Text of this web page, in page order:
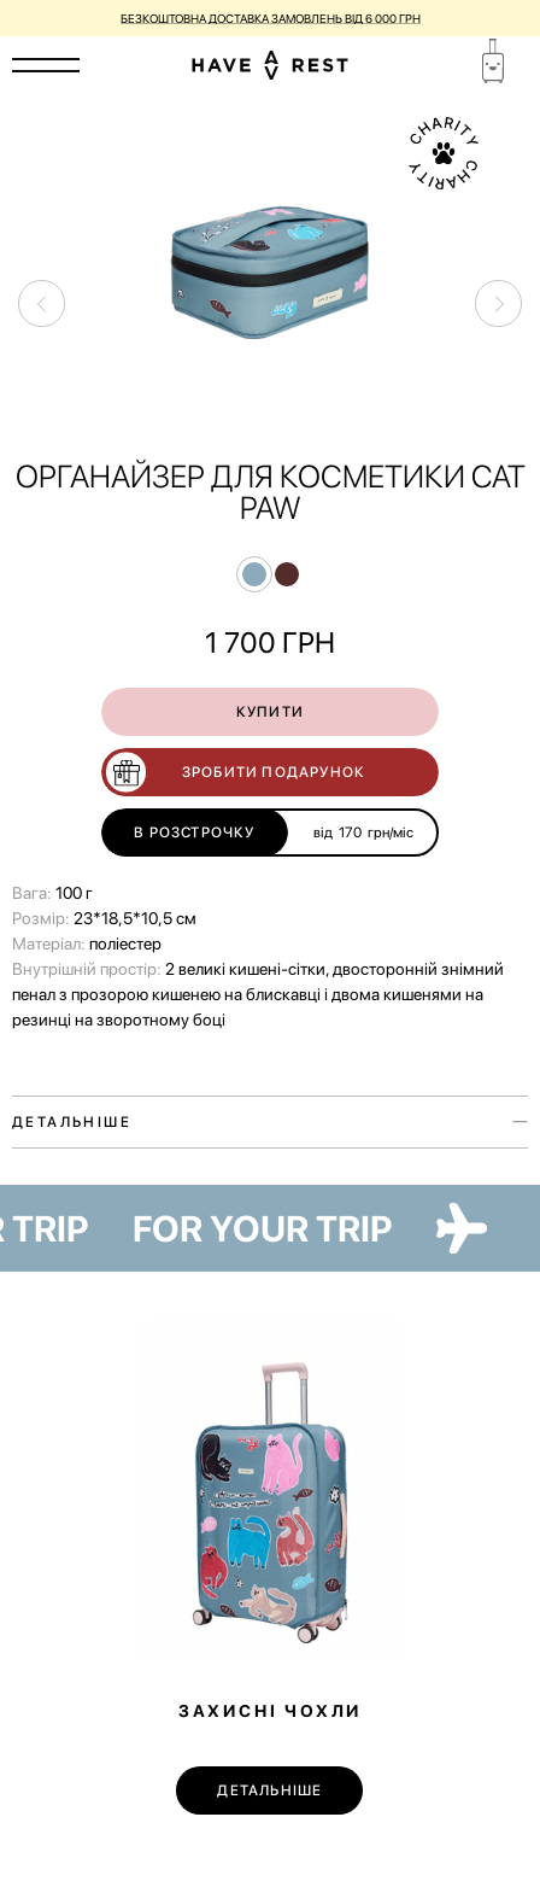
БЕЗКОШТОВНА ДОСТАВКА ЗАМОВЛЕНЬ ВІД 6 000 ГРН
ОРГАНАЙЗЕР ДЛЯ КОСМЕТИКИ CAT
PAW
1 700 ГРН
КУПИТИ
ЗРОБИТИ ПОДАРУНОК
В РОЗСТРОЧКУ від 170 грн/міс
Вага: 100 г
Розмір: 23*18,5*10,5 см
Матеріал: поліестер
Внутрішній простір: 2 великі кишені-сітки, двосторонній знімний
пенал з прозорою кишенею на блискавці і двома кишенями на
резинці на зворотному боці
ДЕТАЛЬНІШЕ
варіантах — Cat Paw та Dog Paw — ілюстрації до яких створила
художниця Ірина Максимова.
кишенею на блискавці та двома кишенями на резинці на
Лінійка Paw Story має благодійну складову — купуючи товари, ви
долучаєтесь до доброї справи. 10% від продажів ми передамо на
потреби притулку в Гостомелі.
TRIP FOR YOUR TRIP
ЗАХИСНІ ЧОХЛИ
ДЕТАЛЬНІШЕ